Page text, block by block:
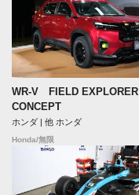
WR-V FIELD EXPLORER
CONCEPT
ホンダ | 他 ホンダ
Honda/無限